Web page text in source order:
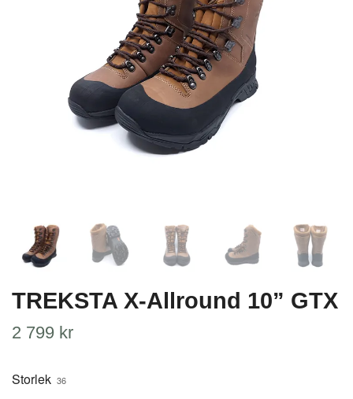
TREKSTA X-Allround 10” GTX
2 799 kr
Storlek 36